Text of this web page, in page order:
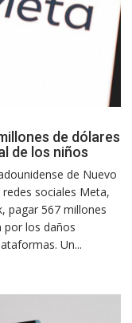
de dólares
de los niños
de Nuevo
sociales Meta,
pagar 567 millones
por los daños
Un...